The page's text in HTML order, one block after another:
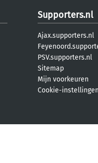
Supporters.nl
Ajax.supporters.nl
PSV.supporters.nl
Sitemap
Mijn voorkeuren
Cookie-instellingen